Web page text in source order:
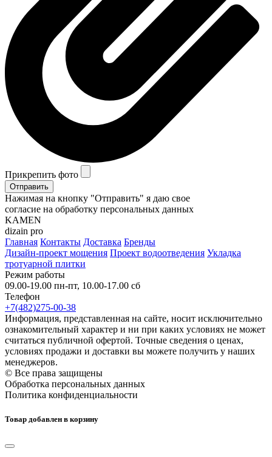
Прикрепить фото
Отправить
Нажимая на кнопку "Отправить" я даю свое
согласие на обработку персональных данных
KAMEN
dizain pro
Главная Контакты Доставка Бренды
Дизайн-проект мощения Проект водоотведения Укладка
тротуарной плитки
Режим работы
09.00-19.00 пн-пт, 10.00-17.00 сб
Телефон
+7(482)275-00-38
Информация, представленная на сайте, носит исключительно
ознакомительный характер и ни при каких условиях не может
считаться публичной офертой. Точные сведения о ценах,
условиях продажи и доставки вы можете получить у наших
менеджеров.
© Все права защищены
Обработка персональных данных
Политика конфиденциальности
Товар добавлен в корзину